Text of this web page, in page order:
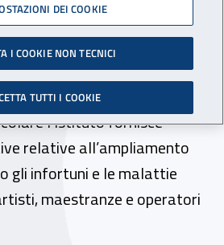
Inail
ai lavoratori
spettacolo
l’Istituto fornisce
relative all’ampliamento
gli infortuni e le malattie
maestranze e operatori
DEI COOKIE
I COOKIE NON TECNICI
TUTTI I COOKIE